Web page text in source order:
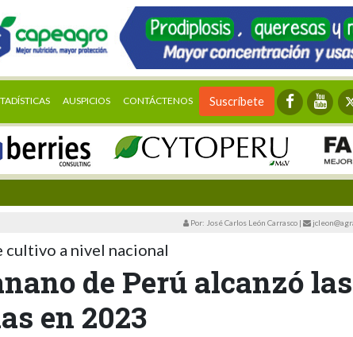
AUSPICIOS CONTÁCTENOS Suscríbete
Por: José Carlos León Carrasco |
cultivo a nivel nacional
de Perú alcanzó las
en 2023